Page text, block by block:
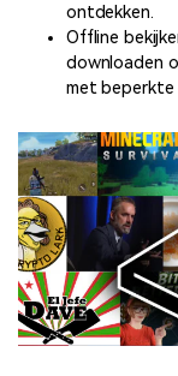
ontdekken.
Offline
downloaden
met